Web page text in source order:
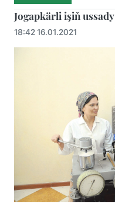
Jogapkärli işiň ussady
18:42 16.01.2021